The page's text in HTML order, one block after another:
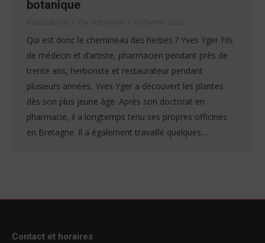
botanique
Qui est donc le chemineau des herbes ? Yves Yger Fils
de médecin et d’artiste, pharmacien pendant près de
trente ans, herboriste et restaurateur pendant
plusieurs années, Yves Yger a découvert les plantes
dès son plus jeune âge. Après son doctorat en
pharmacie, il a longtemps tenu ses propres officines
en Bretagne. Il a également travaillé quelques…
Contact et horaires